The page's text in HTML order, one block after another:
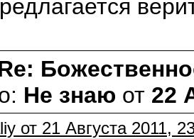
Не знаю от 22
от 21 Августа 2011,